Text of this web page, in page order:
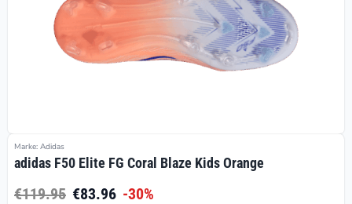
Marke: Adidas
adidas F50 Elite FG Coral Blaze Kids Orange
€119.95 €83.96 -30%